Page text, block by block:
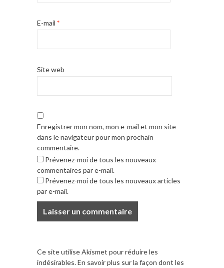
E-mail *
Site web
Enregistrer mon nom, mon e-mail et mon site
dans le navigateur pour mon prochain
commentaire.
Prévenez-moi de tous les nouveaux
commentaires par e-mail.
Prévenez-moi de tous les nouveaux articles
par e-mail.
Ce site utilise Akismet pour réduire les
indésirables.En savoir plus sur la façon dont les